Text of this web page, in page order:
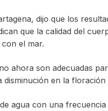
dijo que los
que la calidad del
el mar.
ahora son adecuadas
en la
agua con una